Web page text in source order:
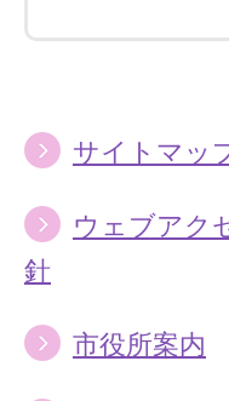
サイトマッ
ウェブアク
針
市役所案内